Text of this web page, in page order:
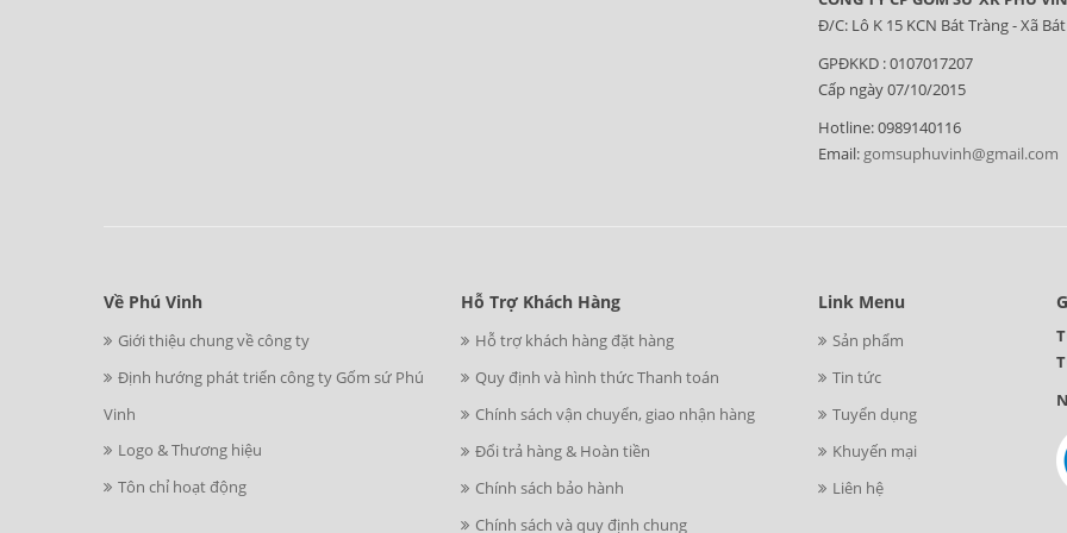
Đ/C: Lô K 15 KCN Bát Tràng - Xã
GPĐKKD : 0107017207
Cấp ngày 07/10/2015
Hotline: 0989140116
Email: gomsuphuvinh@gmail.com
Về Phú Vinh
Giới thiệu chung về công ty
Định hướng phát triển công ty Gốm sứ Phú
Vinh
Logo & Thương hiệu
Tôn chỉ hoạt động
Hỗ Trợ Khách Hàng
Hỗ trợ khách hàng đặt hàng
Quy định và hình thức Thanh toán
Chính sách vận chuyển, giao nhận hàng
Đổi trả hàng & Hoàn tiền
Chính sách bảo hành
Chính sách và quy định chung
Link Menu
Sản phẩm
Tin tức
Tuyển dụng
Khuyến mại
Liên hệ